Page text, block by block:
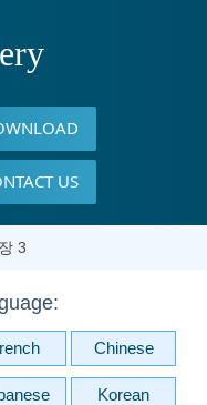
US
장 3
Chinese
Korean